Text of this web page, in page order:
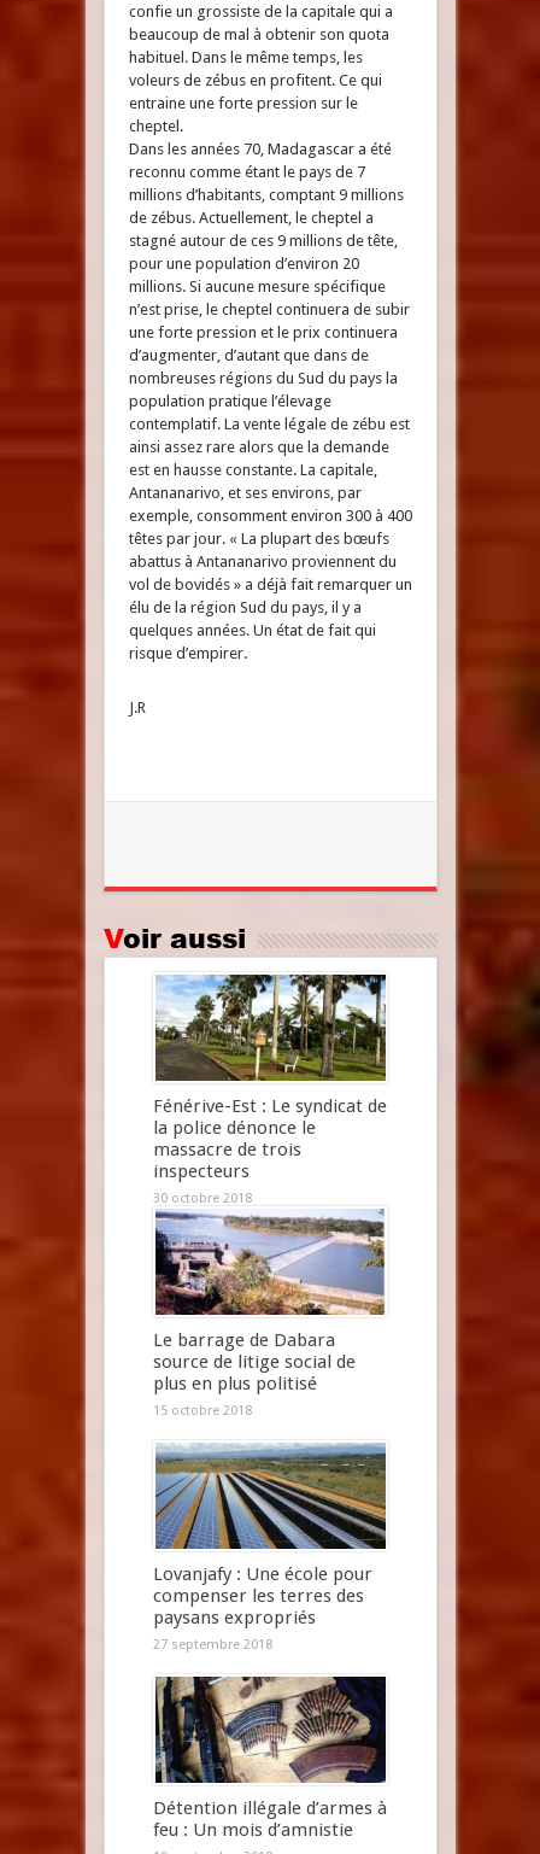
confie un grossiste de la capitale qui a
beaucoup de mal à obtenir son quota
habituel. Dans le même temps, les
voleurs de zébus en profitent. Ce qui
entraine une forte pression sur le
cheptel.
Dans les années 70, Madagascar a été
reconnu comme étant le pays de 7
millions d’habitants, comptant 9 millions
de zébus. Actuellement, le cheptel a
stagné autour de ces 9 millions de tête,
pour une population d’environ 20
millions. Si aucune mesure spécifique
n’est prise, le cheptel continuera de subir
une forte pression et le prix continuera
d’augmenter, d’autant que dans de
nombreuses régions du Sud du pays la
population pratique l’élevage
contemplatif. La vente légale de zébu est
ainsi assez rare alors que la demande
est en hausse constante. La capitale,
Antananarivo, et ses environs, par
exemple, consomment environ 300 à 400
têtes par jour. « La plupart des bœufs
abattus à Antananarivo proviennent du
vol de bovidés » a déjà fait remarquer un
élu de la région Sud du pays, il y a
quelques années. Un état de fait qui
risque d’empirer.
J.R
Voir aussi
Fénérive-Est : Le syndicat de
la police dénonce le
massacre de trois
inspecteurs
30 octobre 2018
Le barrage de Dabara
source de litige social de
plus en plus politisé
15 octobre 2018
Lovanjafy : Une école pour
compenser les terres des
paysans expropriés
27 septembre 2018
Détention illégale d’armes à
feu : Un mois d’amnistie